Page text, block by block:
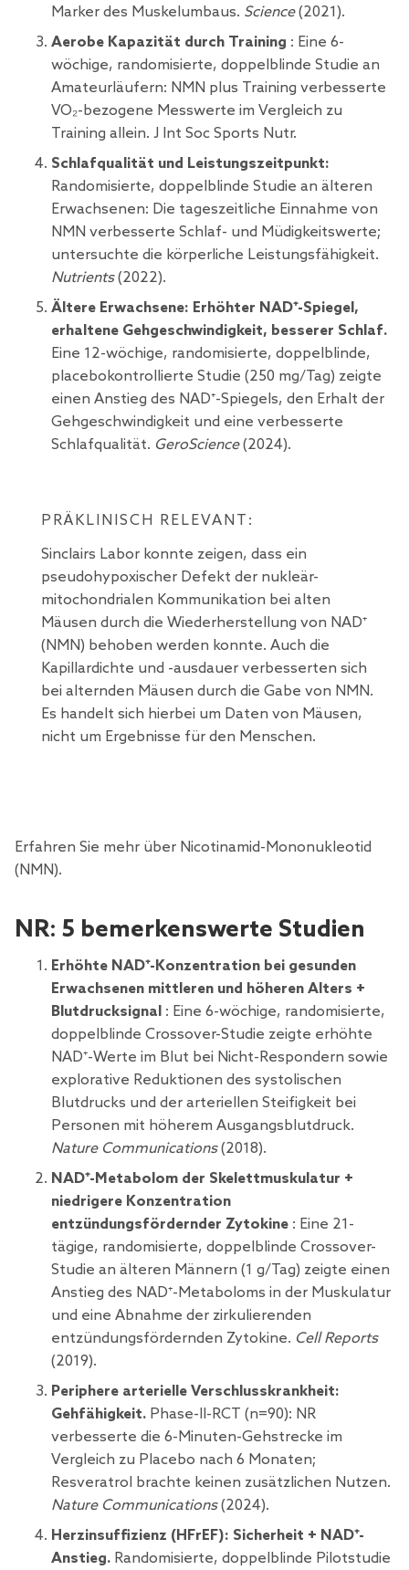
Marker des Muskelumbaus. Science(2021).
Aerobe Kapazität durch Training : Eine 6-
wöchige, randomisierte, doppelblinde Studie an
Amateurläufern: NMN plus Training verbesserte
VO₂-bezogene Messwerte im Vergleich zu
Training allein. J Int Soc Sports Nutr.
Schlafqualität und Leistungszeitpunkt:
Randomisierte, doppelblinde Studie an älteren
Erwachsenen: Die tageszeitliche Einnahme von
NMN verbesserte Schlaf- und Müdigkeitswerte;
untersuchte die körperliche Leistungsfähigkeit.
Nutrients(2022).
Ältere Erwachsene: Erhöhter NAD⁺-Spiegel,
erhaltene Gehgeschwindigkeit, besserer Schlaf.
Eine 12-wöchige, randomisierte, doppelblinde,
placebokontrollierte Studie (250 mg/Tag) zeigte
einen Anstieg des NAD⁺-Spiegels, den Erhalt der
Gehgeschwindigkeit und eine verbesserte
Schlafqualität. GeroScience(2024).
PRÄKLINISCH RELEVANT:
Sinclairs Labor konnte zeigen, dass ein
pseudohypoxischer Defekt der nukleär-
mitochondrialen Kommunikation bei alten
Mäusen durch die Wiederherstellung von NAD⁺
(NMN) behoben werden konnte. Auch die
Kapillardichte und -ausdauer verbesserten sich
bei alternden Mäusen durch die Gabe von NMN.
Es handelt sich hierbei um Daten von Mäusen,
nicht um Ergebnisse für den Menschen.
Erfahren Sie mehr über Nicotinamid-Mononukleotid
(NMN).
NR: 5 bemerkenswerte Studien
Erhöhte NAD⁺-Konzentration bei gesunden
Erwachsenen mittleren und höheren Alters +
Blutdrucksignal : Eine 6-wöchige, randomisierte,
doppelblinde Crossover-Studie zeigte erhöhte
NAD⁺-Werte im Blut bei Nicht-Respondern sowie
explorative Reduktionen des systolischen
Blutdrucks und der arteriellen Steifigkeit bei
Personen mit höherem Ausgangsblutdruck.
Nature Communications(2018).
NAD⁺-Metabolom der Skelettmuskulatur +
niedrigere Konzentration
entzündungsfördernder Zytokine : Eine 21-
tägige, randomisierte, doppelblinde Crossover-
Studie an älteren Männern (1 g/Tag) zeigte einen
Anstieg des NAD⁺-Metaboloms in der Muskulatur
und eine Abnahme der zirkulierenden
entzündungsfördernden Zytokine. Cell Reports
(2019).
Periphere arterielle Verschlusskrankheit:
Gehfähigkeit. Phase-II-RCT (n=90): NR
verbesserte die 6-Minuten-Gehstrecke im
Vergleich zu Placebo nach 6 Monaten;
Resveratrol brachte keinen zusätzlichen Nutzen.
Nature Communications(2024).
Herzinsuffizienz (HFrEF): Sicherheit + NAD⁺-
Anstieg. Randomisierte, doppelblinde Pilotstudie